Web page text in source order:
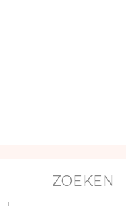
ZOEKEN